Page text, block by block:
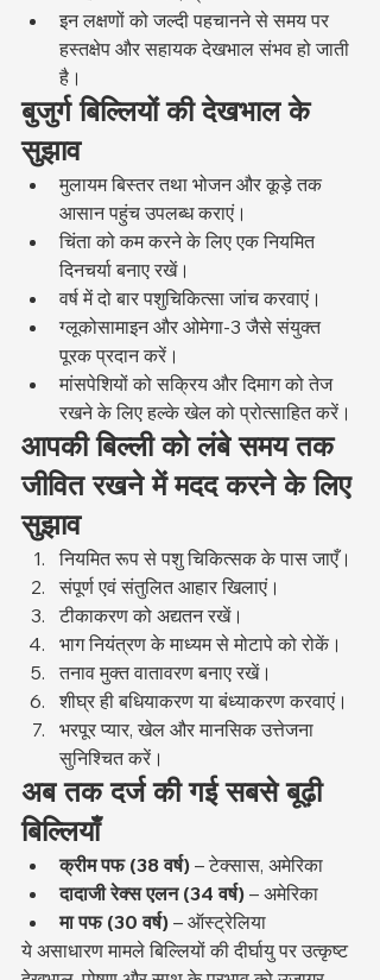
इन लक्षणों को जल्दी पहचानने से समय पर
हस्तक्षेप और सहायक देखभाल संभव हो जाती
है।
बुजुर्ग बिल्लियों की देखभाल के
सुझाव
मुलायम बिस्तर तथा भोजन और कूड़े तक
आसान पहुंच उपलब्ध कराएं।
चिंता को कम करने के लिए एक नियमित
दिनचर्या बनाए रखें।
वर्ष में दो बार पशुचिकित्सा जांच करवाएं।
ग्लूकोसामाइन और ओमेगा-3 जैसे संयुक्त
पूरक प्रदान करें।
मांसपेशियों को सक्रिय और दिमाग को तेज
रखने के लिए हल्के खेल को प्रोत्साहित करें।
आपकी बिल्ली को लंबे समय तक
जीवित रखने में मदद करने के लिए
सुझाव
नियमित रूप से पशु चिकित्सक के पास जाएँ।
संपूर्ण एवं संतुलित आहार खिलाएं।
टीकाकरण को अद्यतन रखें।
भाग नियंत्रण के माध्यम से मोटापे को रोकें।
तनाव मुक्त वातावरण बनाए रखें।
शीघ्र ही बधियाकरण या बंध्याकरण करवाएं।
भरपूर प्यार, खेल और मानसिक उत्तेजना
सुनिश्चित करें।
अब तक दर्ज की गई सबसे बूढ़ी
बिल्लियाँ
क्रीम पफ (38 वर्ष) – टेक्सास, अमेरिका
दादाजी रेक्स एलन (34 वर्ष) – अमेरिका
मा पफ (30 वर्ष) – ऑस्ट्रेलिया
ये असाधारण मामले बिल्लियों की दीर्घायु पर उत्कृष्ट